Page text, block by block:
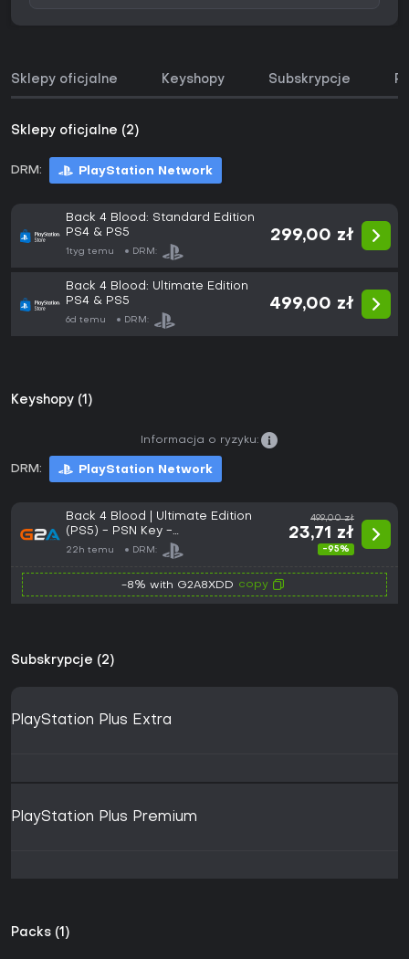
Sklepy oficjalne Keyshopy Subskrypcje
Sklepy oficjalne (2)
DRM: PlayStation Network
Back 4 Blood: Standard Edition
PS4 & PS5
1tyg temu DRM:
299,00 zł
Back 4 Blood: Ultimate Edition
PS4 & PS5
6d temu DRM:
499,00 zł
Keyshopy (1)
DRM: PlayStation Network
Informacja o ryzyku:
Back 4 Blood | Ultimate Edition
(PS5) - PSN Key -
ASIA/OCEANIA/AFRICA
22h temu DRM:
499,00 zł
23,71 zł
-95%
-8% with G2A8XDD copy
Subskrypcje (2)
PlayStation Plus Extra
PlayStation Plus Premium
Packs (1)